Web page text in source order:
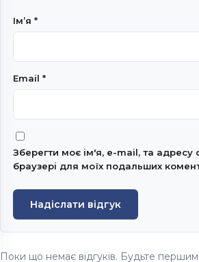
Імʼя *
Email *
Зберегти моє ім'я, e-mail, та адресу
браузері для моїх подальших
Надіслати відгук
Поки що немає відгуків. Будьте першим!